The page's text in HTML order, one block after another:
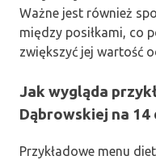
Ważne jest również
między posiłkami, co
zwiększyć jej wartość
Jak wygląda
Dąbrowskiej na 14
Przykładowe menu